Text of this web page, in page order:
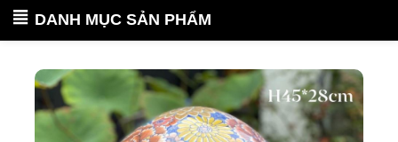
DANH MỤC SẢN PHẨM